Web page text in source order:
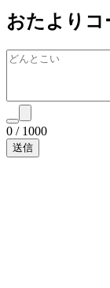
おたよりコ
0 / 1000